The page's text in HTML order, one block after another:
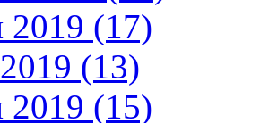
2019 (17)
(13)
2019 (15)